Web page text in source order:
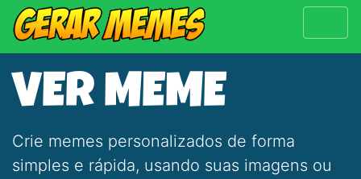
VER MEME
Crie memes personalizados de forma
simples e rápida, usando suas imagens ou